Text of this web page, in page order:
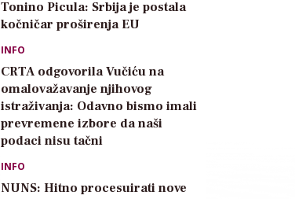
Tonino Picula: Srbija je postala
kočničar proširenja EU
INFO
CRTA odgovorila Vučiću na
omalovažavanje njihovog
istraživanja: Odavno bismo imali
prevremene izbore da naši
podaci nisu tačni
INFO
NUNS: Hitno procesuirati nove